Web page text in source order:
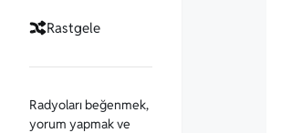
Rastgele
Radyoları beğenmek,
yorum yapmak ve